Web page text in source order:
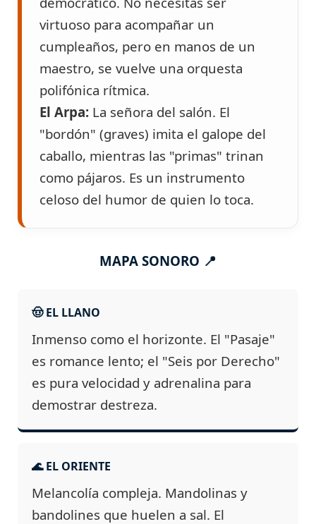
virtuoso para acompañar un
cumpleaños, pero en manos de un
maestro, se vuelve una orquesta
polifónica rítmica.
El Arpa: La señora del salón. El
"bordón" (graves) imita el galope del
caballo, mientras las "primas" trinan
como pájaros. Es un instrumento
celoso del humor de quien lo toca.
MAPA SONORO 📍
🤠 EL LLANO
Inmenso como el horizonte. El "Pasaje"
es romance lento; el "Seis por Derecho"
es pura velocidad y adrenalina para
demostrar destreza.
🌊 EL ORIENTE
Melancolía compleja. Mandolinas y
bandolines que huelen a sal. El